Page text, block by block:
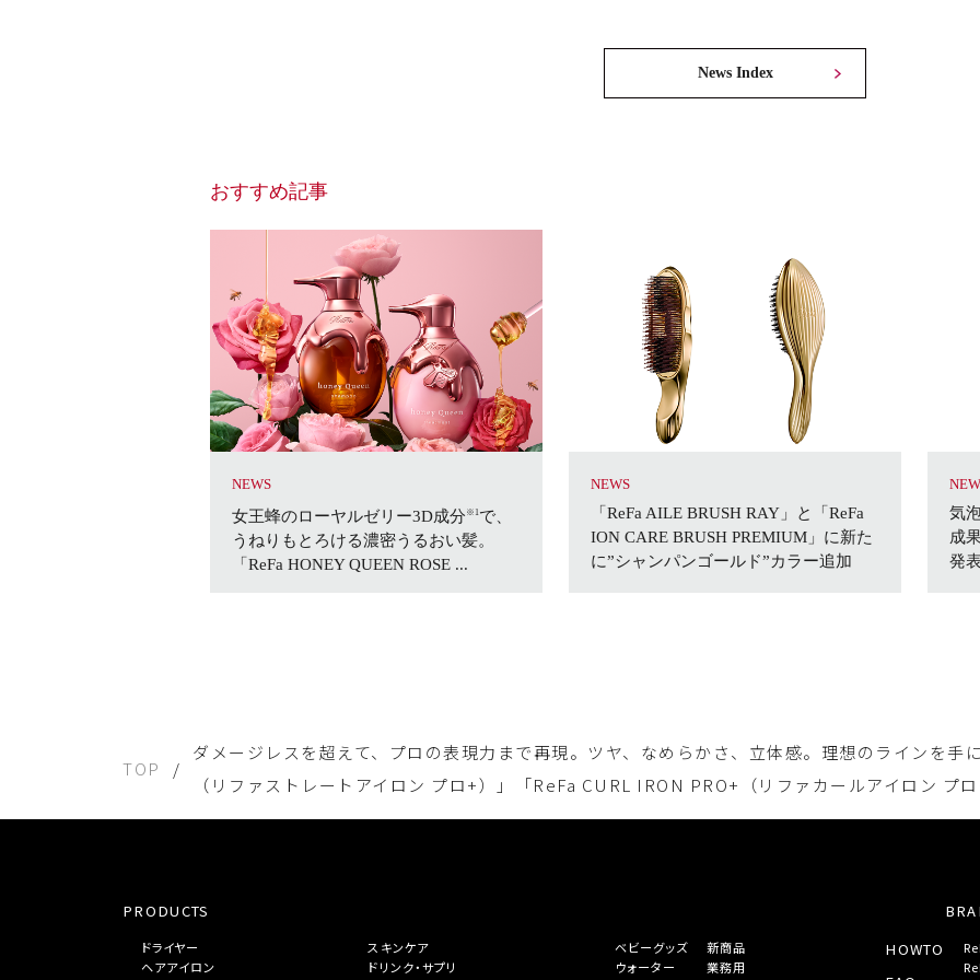
News Index
おすすめ記事
NEWS
女王蜂のローヤルゼリー3D成分 ※1 で、
うねりもとろける濃密うるおい髪。
「ReFa HONEY QUEEN ROSE ...
NEWS
「ReFa AILE BRUSH RAY」と「ReFa
ION CARE BRUSH PREMIUM」に新た
に”シャンパンゴールド”カラー追加
気
成
発
TOP
ダメージレスを超えて、プロの表現力まで再現。ツヤ、なめらかさ、立体感。理想のラインを
（リファストレートアイロン プロ+）」「ReFa CURL IRON PRO+（リファカールアイロン プ
PRODUCTS
ドライヤー
ヘアアイロン
スキンケア
ドリンク・サプリ
ベビーグッズ
ウォーター
新商品
業務用
HOWTO